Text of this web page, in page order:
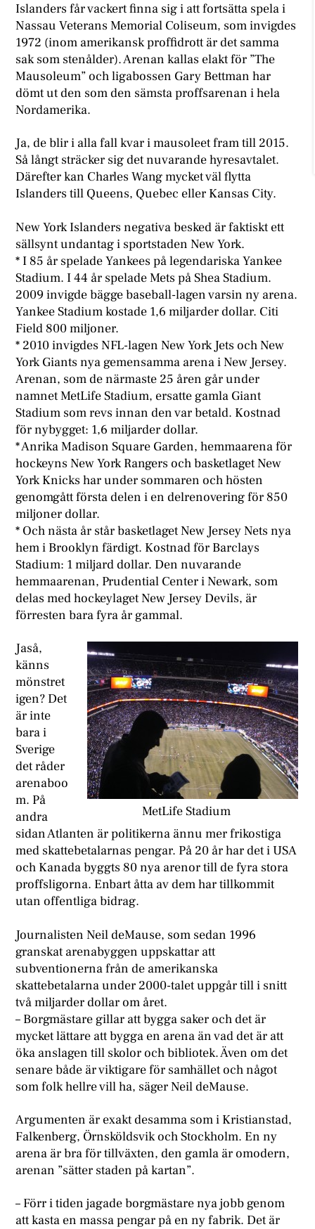
Islanders får vackert finna sig i att fortsätta spela i
Nassau Veterans Memorial Coliseum, som invigdes
1972 (inom amerikansk proffidrott är det samma
sak som stenålder). Arenan kallas elakt för ”The
Mausoleum” och ligabossen Gary Bettman har
dömt ut den som den sämsta proffsarenan i hela
Nordamerika.
Ja, de blir i alla fall kvar i mausoleet fram till 2015.
Så långt sträcker sig det nuvarande hyresavtalet.
Därefter kan Charles Wang mycket väl flytta
Islanders till Queens, Quebec eller Kansas City.
New York Islanders negativa besked är faktiskt ett
sällsynt undantag i sportstaden New York.
* I 85 år spelade Yankees på legendariska Yankee
Stadium. I 44 år spelade Mets på Shea Stadium.
2009 invigde bägge baseball-lagen varsin ny arena.
Yankee Stadium kostade 1,6 miljarder dollar. Citi
Field 800 miljoner.
* 2010 invigdes NFL-lagen New York Jets och New
York Giants nya gemensamma arena i New Jersey.
Arenan, som de närmaste 25 åren går under
namnet MetLife Stadium, ersatte gamla Giant
Stadium som revs innan den var betald. Kostnad
för nybygget: 1,6 miljarder dollar.
* Anrika Madison Square Garden, hemmaarena för
hockeyns New York Rangers och basketlaget New
York Knicks har under sommaren och hösten
genomgått första delen i en delrenovering för 850
miljoner dollar.
* Och nästa år står basketlaget New Jersey Nets nya
hem i Brooklyn färdigt. Kostnad för Barclays
Stadium: 1 miljard dollar. Den nuvarande
hemmaarenan, Prudential Center i Newark, som
delas med hockeylaget New Jersey Devils, är
förresten bara fyra år gammal.
MetLife Stadium
Jaså,
känns
mönstret
igen? Det
är inte
bara i
Sverige
det råder
arenaboo
m. På
andra
sidan Atlanten är politikerna ännu mer frikostiga
med skattebetalarnas pengar. På 20 år har det i USA
och Kanada byggts 80 nya arenor till de fyra stora
proffsligorna. Enbart åtta av dem har tillkommit
utan offentliga bidrag.
Journalisten Neil deMause, som sedan 1996
granskat arenabyggen uppskattar att
subventionerna från de amerikanska
skattebetalarna under 2000-talet uppgår till i snitt
två miljarder dollar om året.
– Borgmästare gillar att bygga saker och det är
mycket lättare att bygga en arena än vad det är att
öka anslagen till skolor och bibliotek. Även om det
senare både är viktigare för samhället och något
som folk hellre vill ha, säger Neil deMause.
Argumenten är exakt desamma som i Kristianstad,
Falkenberg, Örnsköldsvik och Stockholm. En ny
arena är bra för tillväxten, den gamla är omodern,
arenan ”sätter staden på kartan”.
– Förr i tiden jagade borgmästare nya jobb genom
att kasta en massa pengar på en ny fabrik. Det är